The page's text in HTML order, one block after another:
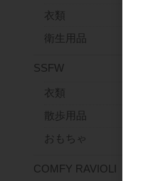
衣類
衛生用品
SSFW
衣類
散歩用品
おもちゃ
COMFY RAVIOLI